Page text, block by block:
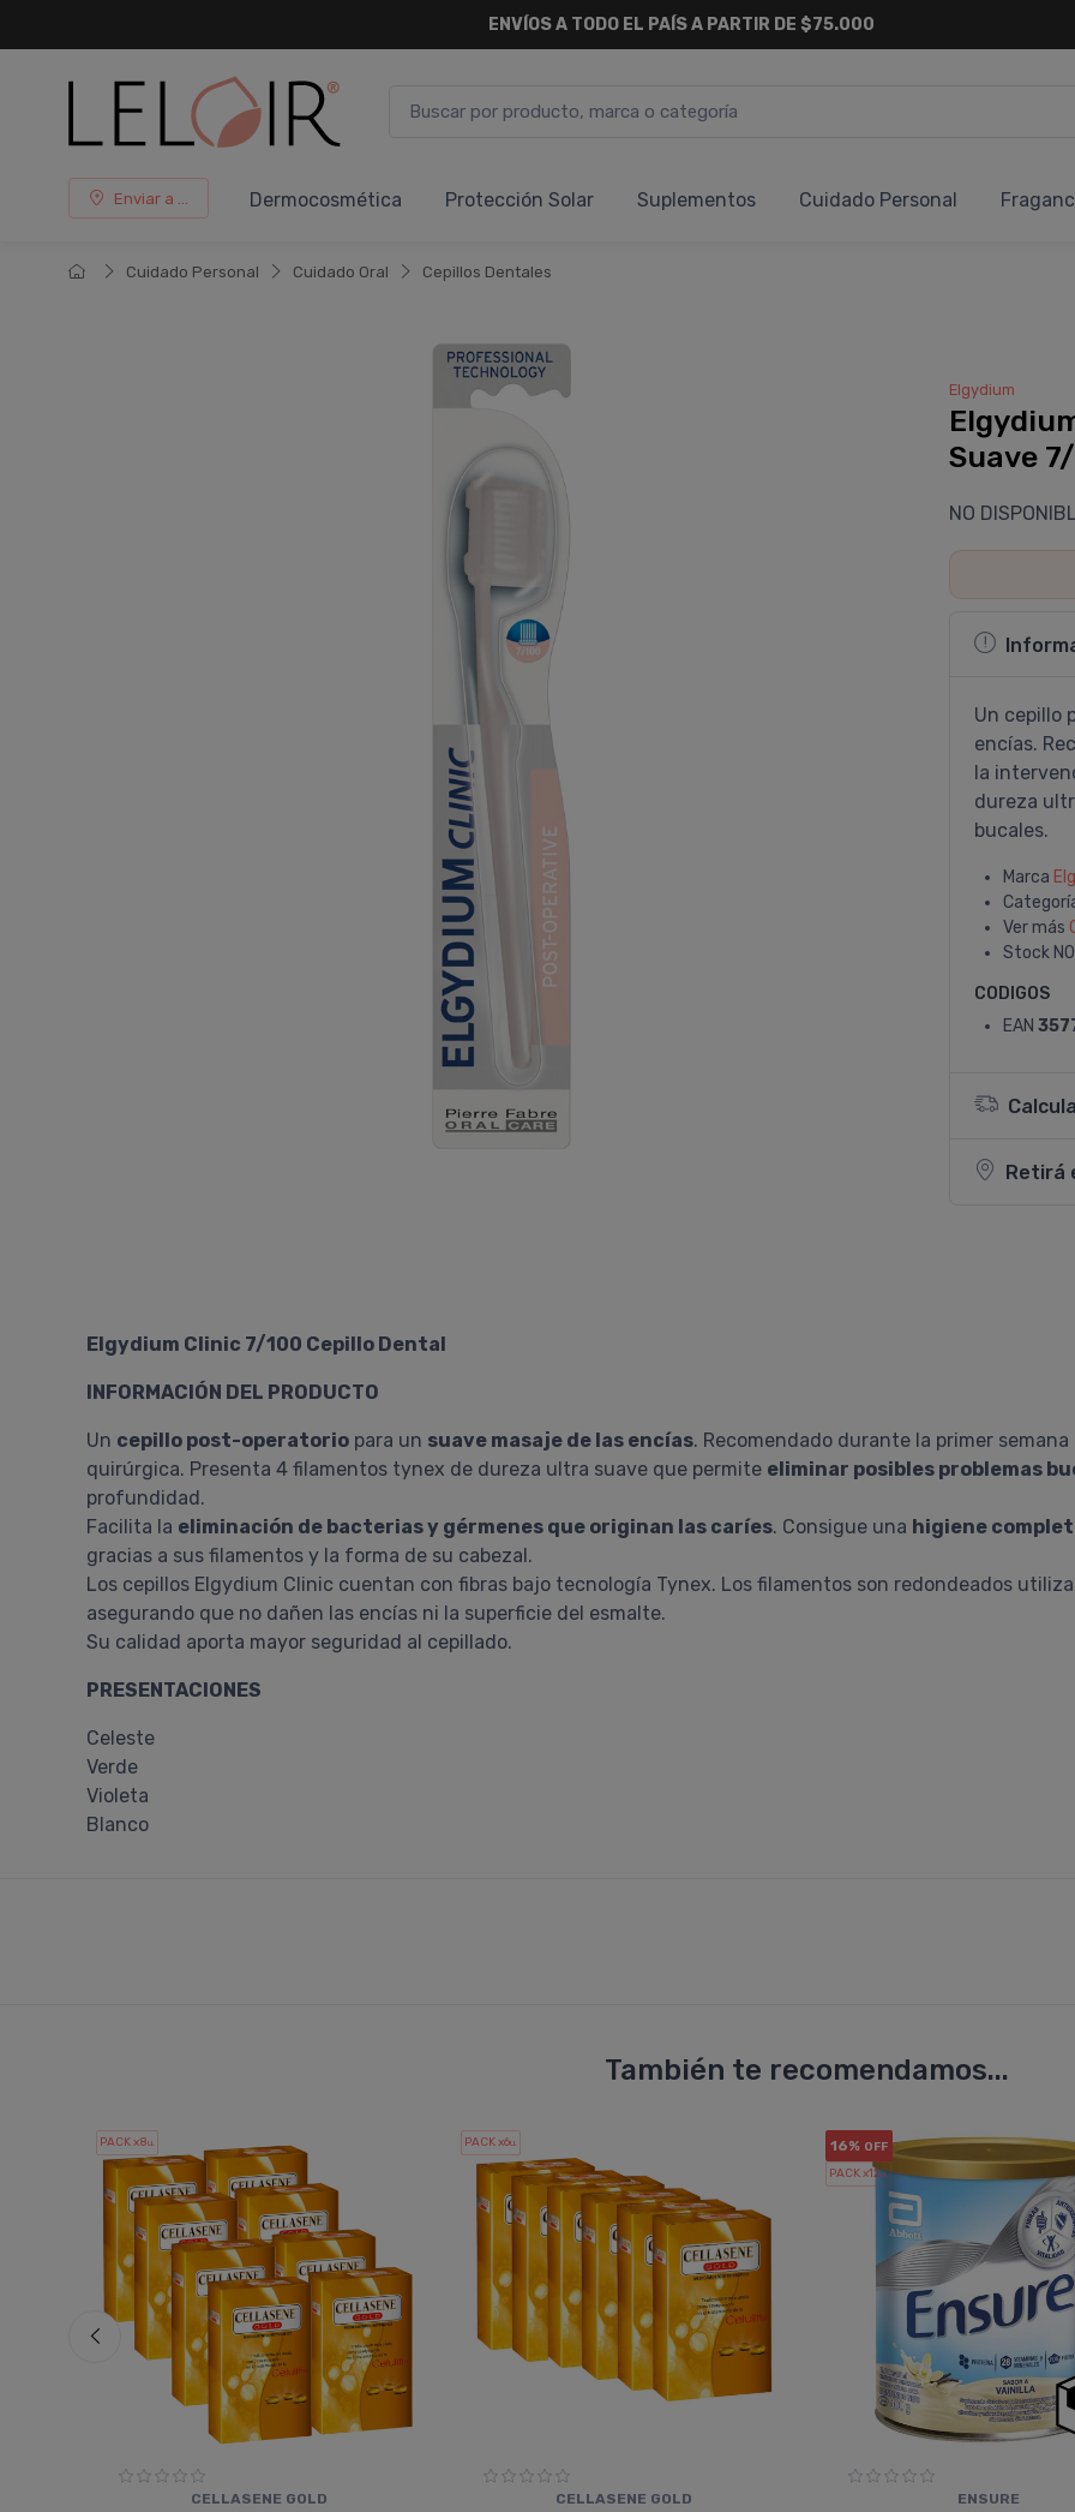
Enviar a ... Dermocosmética Protección Solar Suplementos Cuidado Personal
Cuidado Personal Cuidado Oral Cepillos Dentales
Elgydium
Suave
NO
Un cepillo
encí­as.
la
dureza
bucales.
Marca
Ver más
Stock
CODIGOS
EAN
Retirá
Elgydium Clinic 7/100 Cepillo Dental
INFORMACIÓN DEL PRODUCTO
Un cepillo post-operatorio para un suave masaje de las encías. Recomendado durante la primer
quirúrgica. Presenta 4 filamentos tynex de dureza ultra suave que permite eliminar posibles problemas
profundidad.
Facilita la eliminación de bacterias y gérmenes que originan las caríes. Consigue una higiene
gracias a sus filamentos y la forma de su cabezal.
Los cepillos Elgydium Clinic cuentan con fibras bajo tecnología Tynex. Los filamentos son redondeados
asegurando que no dañen las encías ni la superficie del esmalte.
Su calidad aporta mayor seguridad al cepillado.
PRESENTACIONES
Celeste
Verde
Violeta
Blanco
También te recomendamos...
PACK x8u.
CELLASENE GOLD
PACK x6u.
CELLASENE GOLD
16% OFF
PACK x12u.
ENSURE